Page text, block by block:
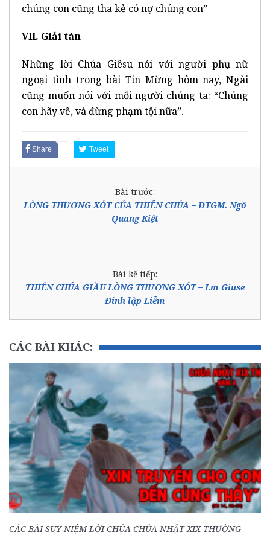
chúng con cũng tha kẻ có nợ chúng con”
VII. Giải tán
Những lời Chúa Giêsu nói với người phụ nữ
ngoại tình trong bài Tin Mừng hôm nay, Ngài
cũng muốn nói với mỗi người chúng ta: “Chúng
con hãy về, và đừng phạm tội nữa”.
Share Tweet
Bài trước:
LÒNG THƯƠNG XÓT CỦA THIÊN CHÚA – ĐTGM. Ngô
Quang Kiệt
Bài kế tiếp:
THIÊN CHÚA GIẦU LÒNG THƯƠNG XÓT – Lm Giuse
Đinh lập Liễm
CÁC BÀI KHÁC:
CÁC BÀI SUY NIỆM LỜI CHÚA CHÚA NHẬT XIX THƯỜNG